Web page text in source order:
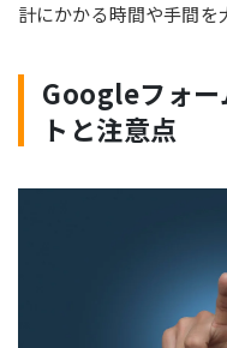
計にかかる時間や手間を
Googleフォー
トと注意点